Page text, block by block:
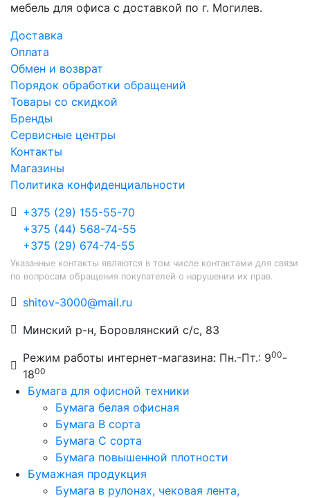
мебель для офиса с доставкой по г. Могилев.
Доставка
Оплата
Обмен и возврат
Порядок обработки обращений
Товары со скидкой
Бренды
Сервисные центры
Контакты
Магазины
Политика конфиденциальности
+375 (29) 155-55-70
+375 (44) 568-74-55
+375 (29) 674-74-55
Указанные контакты являются в том числе контактами для связи
по вопросам обращения покупателей о нарушении их прав.
shitov-3000@mail.ru
Минский р-н, Боровлянский с/с, 83
Режим работы интернет-магазина: Пн.-Пт.: 900-
1800
Бумага для офисной техники
Бумага белая офисная
Бумага B сорта
Бумага C сорта
Бумага повышенной плотности
Бумажная продукция
Бумага в рулонах, чековая лента,